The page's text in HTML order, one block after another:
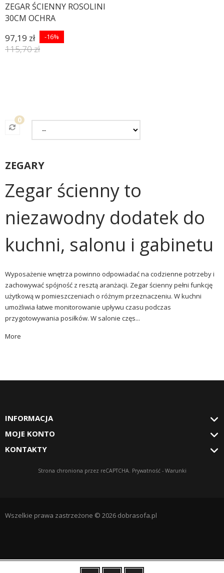
ZEGAR ŚCIENNY ROSOLINI
30CM OCHRA
97,19 zł -16%
115,70 zł
0
ZEGARY
Zegar ścienny to
niezawodny dodatek do
kuchni, salonu i gabinetu
Wyposażenie wnętrza powinno odpowiadać na codzienne potrzeby i
zachowywać spójność z resztą aranżacji. Zegar ściennypełni funkcję
użytkową w pomieszczeniach o różnym przeznaczeniu. W kuchni
umożliwia łatwe monitorowanie upływu czasu podczas
przygotowywania posiłków. W salonie częs...
More
INFORMACJA
MOJE KONTO
KONTAKTY
Strona chroniona przez reCAPTCHA. Prywatność- Warunki
Wszelkie prawa zastrzeżone © 2026 dobrasofa.pl